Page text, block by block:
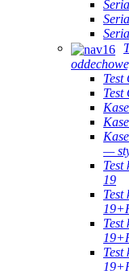
—
19